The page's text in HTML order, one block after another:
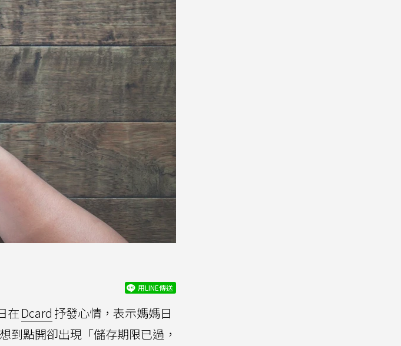
用LINE傳送
在Dcard 抒發心情，表示媽媽日
到點開卻出現「儲存期限已過，